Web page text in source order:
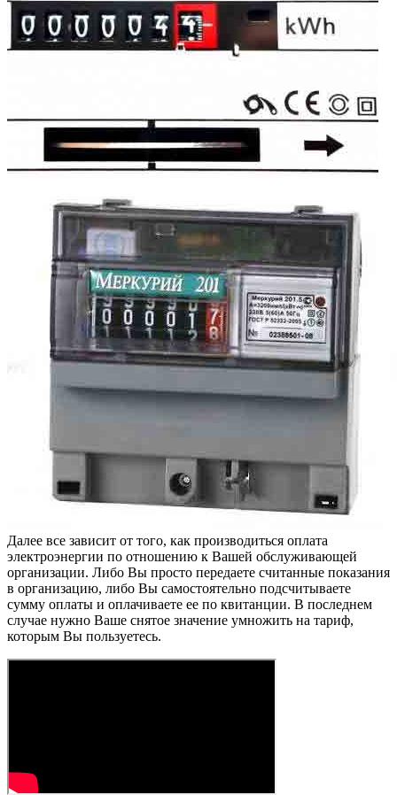
Далее все зависит от того, как производиться оплата
электроэнергии по отношению к Вашей обслуживающей
организации. Либо Вы просто передаете считанные показания
в организацию, либо Вы самостоятельно подсчитываете
сумму оплаты и оплачиваете ее по квитанции. В последнем
случае нужно Ваше снятое значение умножить на тариф,
которым Вы пользуетесь.